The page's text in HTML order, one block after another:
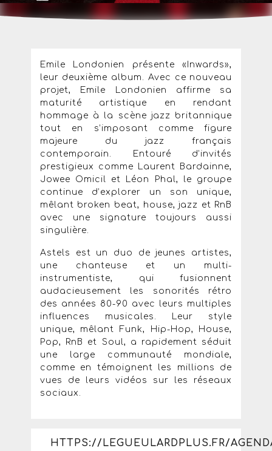
Emile Londonien présente «Inwards»,
leur deuxième album. Avec ce nouveau
projet, Emile Londonien affirme sa
maturité artistique en rendant
hommage à la scène jazz britannique
tout en s’imposant comme figure
majeure du jazz français
contemporain. Entouré d’invités
prestigieux comme Laurent Bardainne,
Jowee Omicil et Léon Phal, le groupe
continue d’explorer un son unique,
mêlant broken beat, house, jazz et RnB
avec une signature toujours aussi
singulière.
Astels est un duo de jeunes artistes,
une chanteuse et un multi-
instrumentiste, qui fusionnent
audacieusement les sonorités rétro
des années 80-90 avec leurs multiples
influences musicales. Leur style
unique, mêlant Funk, Hip-Hop, House,
Pop, RnB et Soul, a rapidement séduit
une large communauté mondiale,
comme en témoignent les millions de
vues de leurs vidéos sur les réseaux
sociaux.
HTTPS://LEGUEULARDPLUS.FR/